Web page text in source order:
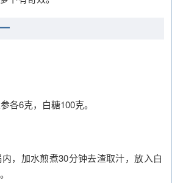
各6克，白糖100克。
，加水煎煮30分钟去渣取汁，放入白